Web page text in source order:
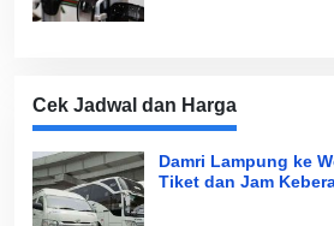
Cek Jadwal dan Harga
Damri Lampung ke
Tiket dan Jam